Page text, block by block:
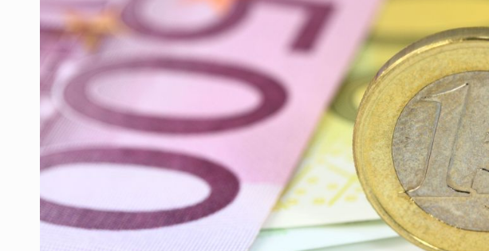
INTERVIURI LEADERSHIP IN MISCARE
INTERVIURI CU BATERIILE PERMANENT INCARCATE
INTERVIURI PUTTING ROMANIAN CORPORATE COMPANIES ON THE
INTERVIURI OUR EDGE WILL COME FROM BEING THE MOST DIGITALIZED
INTERVIURI COFFEE IS OUR LOVE LANGUAGE
Hard Enduro Piatra Craiului 2026, fueled by benzinariile RO concept
STIRI Fondul de investitii BoldMind si echipa de management a Pall-Ex,